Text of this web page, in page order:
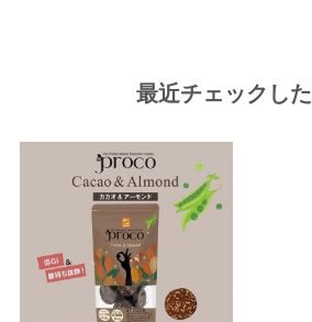
最近チェックし